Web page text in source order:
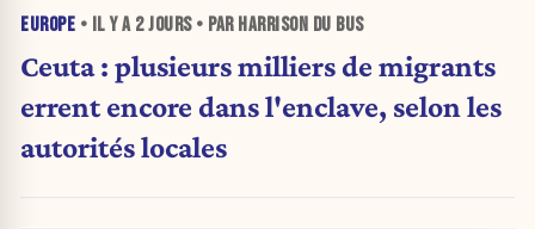
EUROPE • IL Y A 2 JOURS• PAR HARRISON DU BUS
Ceuta : plusieurs milliers de migrants
errent encore dans l'enclave, selon les
autorités locales